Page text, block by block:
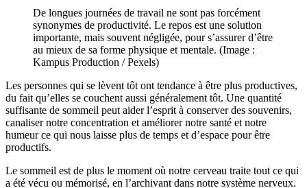
De longues journées de travail ne sont pas forcément
synonymes de productivité. Le repos est une solution
importante, mais souvent négligée, pour s’assurer d’être
au mieux de sa forme physique et mentale. (Image :
Kampus Production / Pexels)
Les personnes qui se lèvent tôt ont tendance à être plus productives,
du fait qu’elles se couchent aussi généralement tôt. Une quantité
suffisante de sommeil peut aider l’esprit à conserver des souvenirs,
canaliser notre concentration et améliorer notre santé et notre
humeur ce qui nous laisse plus de temps et d’espace pour être
productifs.
Le sommeil est de plus le moment où notre cerveau traite tout ce qui
a été vécu ou mémorisé, en l’archivant dans notre système nerveux.